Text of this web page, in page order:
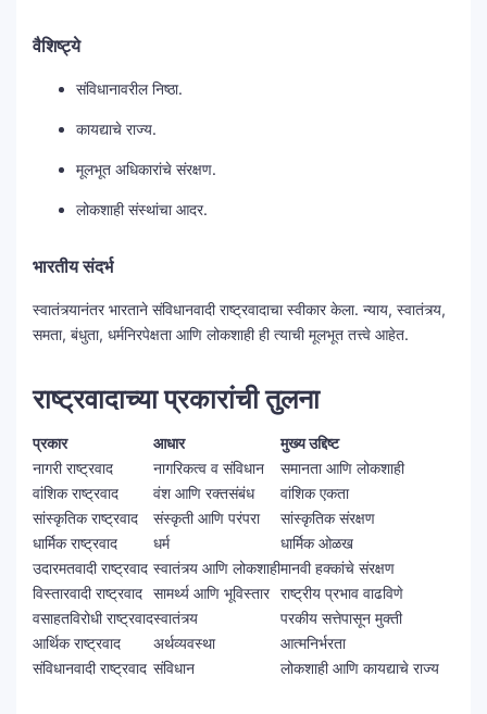
वैशिष्ट्ये
संविधानावरील निष्ठा.
कायद्याचे राज्य.
मूलभूत अधिकारांचे संरक्षण.
लोकशाही संस्थांचा आदर.
भारतीय संदर्भ
स्वातंत्र्यानंतर भारताने संविधानवादी राष्ट्रवादाचा स्वीकार केला. न्याय, स्वातंत्र्य,
समता, बंधुता, धर्मनिरपेक्षता आणि लोकशाही ही त्याची मूलभूत तत्त्वे आहेत.
राष्ट्रवादाच्या प्रकारांची तुलना
प्रकार आधार
मुख्य उद्दिष्ट
नागरी राष्ट्रवाद
नागरिकत्व व संविधान
समानता आणि लोकशाही
वांशिक राष्ट्रवाद
वंश आणि रक्तसंबंध
वांशिक एकता
सांस्कृतिक राष्ट्रवाद
संस्कृती आणि परंपरा
सांस्कृतिक संरक्षण
धार्मिक राष्ट्रवाद
धर्म
धार्मिक ओळख
उदारमतवादी राष्ट्रवाद स्वातंत्र्य आणि लोकशाहीमानवी हक्कांचे संरक्षण
विस्तारवादी राष्ट्रवाद सामर्थ्य आणि भूविस्तार राष्ट्रीय प्रभाव वाढविणे
वसाहतविरोधी राष्ट्रवादस्वातंत्र्य
परकीय सत्तेपासून मुक्ती
आर्थिक राष्ट्रवाद
अर्थव्यवस्था
आत्मनिर्भरता
संविधानवादी राष्ट्रवाद संविधान लोकशाही आणि कायद्याचे राज्य